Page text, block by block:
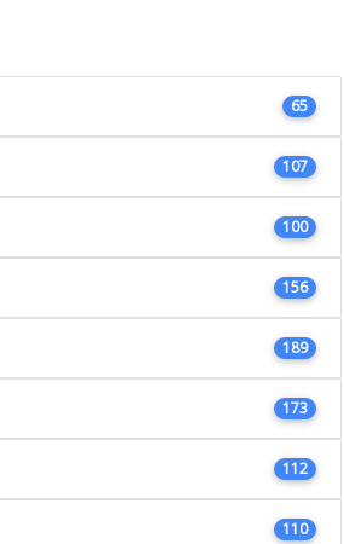
65
107
100
156
189
173
112
110